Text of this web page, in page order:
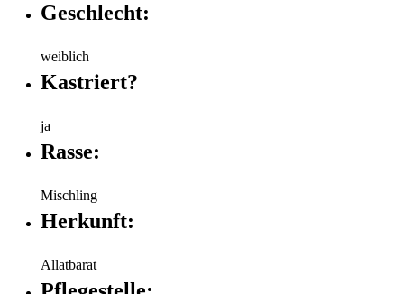
Geschlecht:
weiblich
Kastriert?
ja
Rasse:
Mischling
Herkunft:
Allatbarat